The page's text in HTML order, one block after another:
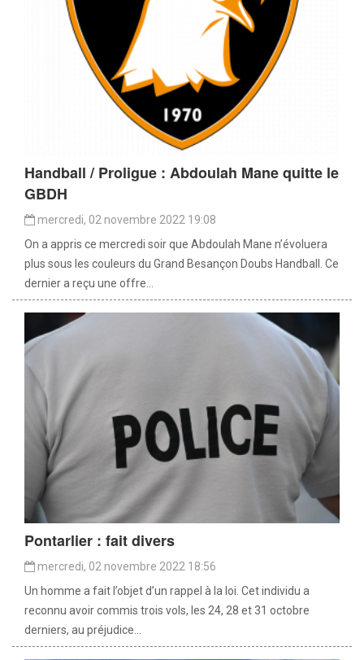
Handball / Proligue : Abdoulah Mane quitte le
GBDH
mercredi, 02 novembre 2022 19:08
On a appris ce mercredi soir que Abdoulah Mane n’évoluera
plus sous les couleurs du Grand Besançon Doubs Handball. Ce
dernier a reçu une offre...
Pontarlier : fait divers
mercredi, 02 novembre 2022 18:56
Un homme a fait l’objet d’un rappel à la loi. Cet individu a
reconnu avoir commis trois vols, les 24, 28 et 31 octobre
derniers, au préjudice...